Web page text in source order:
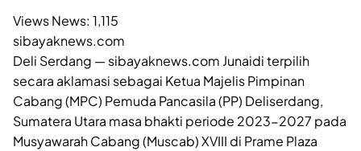
Views News: 1,115
sibayaknews.com
Deli Serdang — sibayaknews.com Junaidi terpilih
secara aklamasi sebagai Ketua Majelis Pimpinan
Cabang (MPC) Pemuda Pancasila (PP) Deliserdang,
Sumatera Utara masa bhakti periode 2023-2027 pada
Musyawarah Cabang (Muscab) XVIII di Prame Plaza